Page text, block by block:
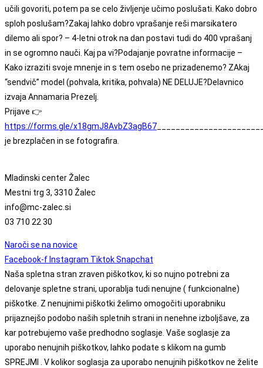
učili govoriti, potem pa se celo življenje učimo poslušati. Kako dobro
sploh poslušam?Zakaj lahko dobro vprašanje reši marsikatero
dilemo ali spor? – 4-letni otrok na dan postavi tudi do 400 vprašanj
in se ogromno nauči. Kaj pa vi?Podajanje povratne informacije –
Kako izraziti svoje mnenje in s tem osebo ne prizadenemo? ZAkaj
“sendvič” model (pohvala, kritika, pohvala) NE DELUJE?Delavnico
izvaja Annamaria Prezelj.
Prijave 👉
https://forms.gle/x18gmJ8AvbZ3agB67
je brezplačen in se fotografira.
Mladinski center Žalec
Mestni trg 3, 3310 Žalec
info@mc-zalec.si
03 710 22 30
Naroči se na novice
Facebook-f Instagram TiktokSnapchat
Naša spletna stran zraven piškotkov, ki so nujno potrebni za
delovanje spletne strani, uporablja tudi nenujne ( funkcionalne)
piškotke. Z nenujnimi piškotki želimo omogočiti uporabniku
prijaznejšo podobo naših spletnih strani in nenehne izboljšave, za
kar potrebujemo vaše predhodno soglasje. Vaše soglasje za
uporabo nenujnih piškotkov, lahko podate s klikom na gumb
SPREJMI . V kolikor soglasja za uporabo nenujnih piškotkov ne želite